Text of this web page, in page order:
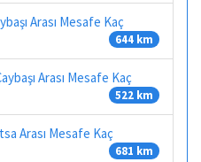
Arası Mesafe Kaç
644 km
Arası Mesafe Kaç
522 km
Arası Mesafe Kaç
681 km